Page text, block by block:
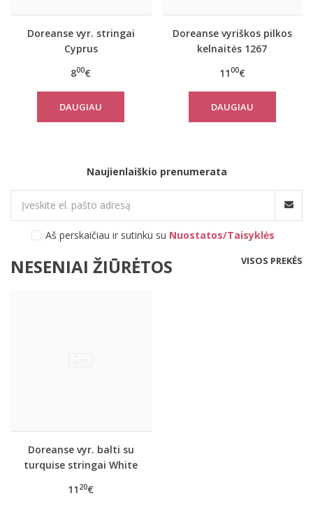
Doreanse vyr. stringai
Cyprus
800€
DAUGIAU
Doreanse vyriškos pilkos
kelnaitės 1267
1100€
DAUGIAU
Naujienlaiškio prenumerata
Aš perskaičiau ir sutinku su Nuostatos/Taisyklės
NESENIAI ŽIŪRĖTOS VISOS PREKĖS
Doreanse vyr. balti su
turquise stringai White
11 20€